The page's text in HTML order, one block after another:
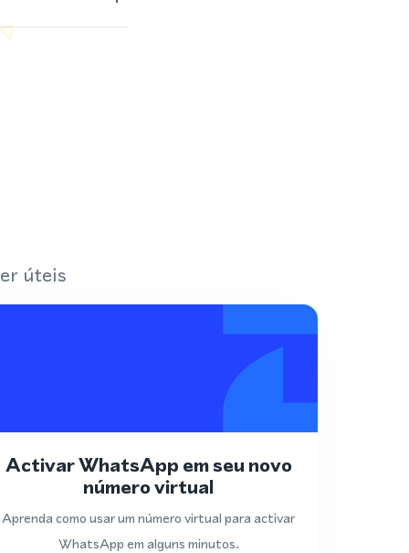
úteis
Activar WhatsApp em seu novo
número virtual
Aprenda como usar um número virtual para activar
WhatsApp em alguns minutos.